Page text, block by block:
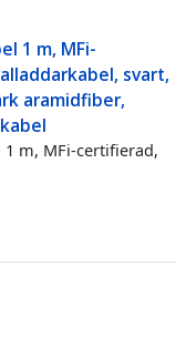
1 m, MFi-
svart,
aramidfiber,
m, MFi-certifierad,